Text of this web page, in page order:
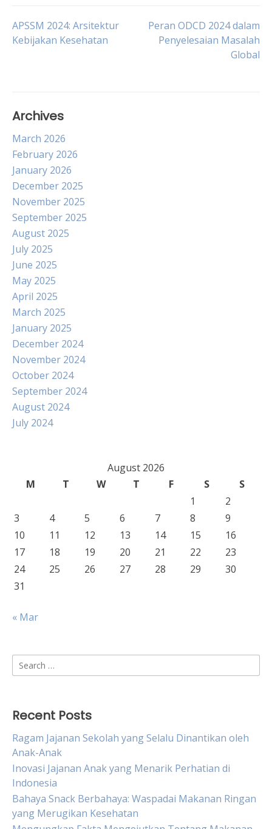
Post
APSSM 2024: Arsitektur
Kebijakan Kesehatan
Peran ODCD 2024 dalam
Penyelesaian Masalah
Global
Archives
March 2026
February 2026
January 2026
December 2025
November 2025
September 2025
August 2025
July 2025
June 2025
May 2025
April 2025
March 2025
January 2025
December 2024
November 2024
October 2024
September 2024
August 2024
July 2024
August 2026
M
T W T F S
S
1
2
3
4 5 6 7 8
9
10
11 12 13 14 15
16
17
18 19 20 21 22
23
24
25 26 27 28 29
30
31
« Mar
Search
for:
Recent Posts
Ragam Jajanan Sekolah yang Selalu Dinantikan oleh
Anak-Anak
Inovasi Jajanan Anak yang Menarik Perhatian di
Indonesia
Bahaya Snack Berbahaya: Waspadai Makanan Ringan
yang Merugikan Kesehatan